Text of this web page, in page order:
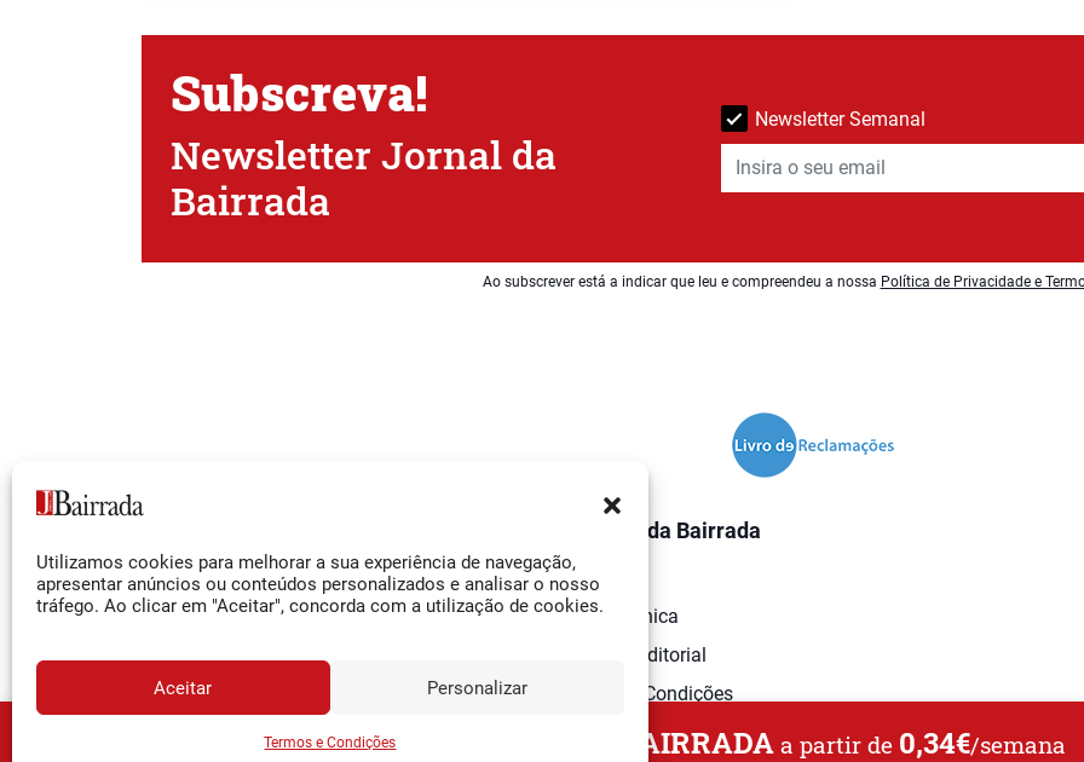
Utilizamos cookies para melhorar a sua experiência de navegação,
apresentar anúncios ou conteúdos personalizados e analisar o nosso
tráfego. Ao clicar em "Aceitar", concorda com a utilização de cookies.
Aceitar Personalizar
Termos e Condições
Subscreva!
Newsletter Jornal da
Bairrada
Newsletter Semanal
Ao subscrever está a indicar que leu e compreendeu a nossa Política de Privacidade e
Assine o JORNAL DA BAIRRADA a partir de 0,34€/semana
Facebook
Instagram
YouTube
O Jornal da Bairrada
Contactos
Ficha Técnica
Estatuto Editorial
Termos e Condições
© 2026 Jornal da Bairrada